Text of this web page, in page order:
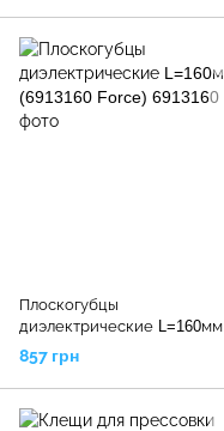
Плоскогубцы
диэлектрические L=160мм
(6913160 Force)
857 грн